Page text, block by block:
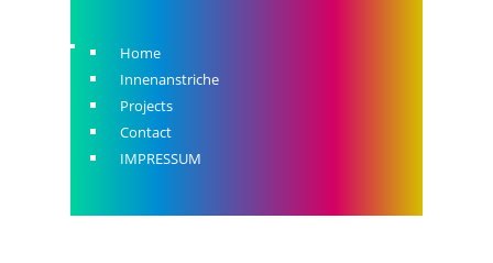
Home
Innenanstriche
Projects
Contact
IMPRESSUM